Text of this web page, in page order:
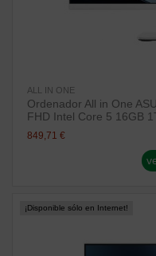
ALL IN ONE
Ordenador All in One
FHD Intel Core 5 16GB
849,71 €
¡Disponible sólo en Internet!